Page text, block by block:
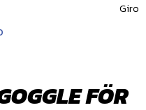
Giro
FÖR